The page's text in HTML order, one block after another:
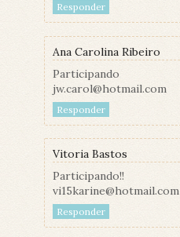
Responder
Ana Carolina Ribeiro
Participando
jw.carol@hotmail.com
Responder
Vitoria Bastos
Participando!!
vi15karine@hotmail.com
Responder